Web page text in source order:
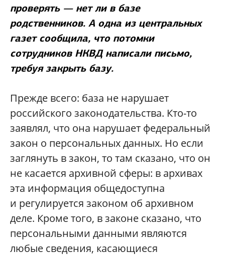
проверять — нет ли в базе
родственников. А одна из центральных
газет сообщила, что потомки
сотрудников НКВД написали письмо,
требуя закрыть базу.
Прежде всего: база не нарушает
российского законодательства. Кто-то
заявлял, что она нарушает федеральный
закон о персональных данных. Но если
заглянуть в закон, то там сказано, что он
не касается архивной сферы: в архивах
эта информация общедоступна
и регулируется законом об архивном
деле. Кроме того, в законе сказано, что
персональными данными являются
любые сведения, касающиеся